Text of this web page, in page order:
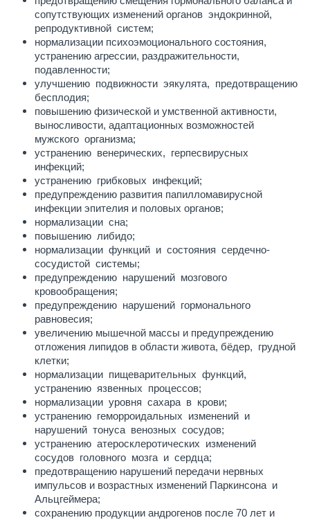
сопутствующих изменений органов эндокринной,
репродуктивной систем;
нормализации психоэмоционального состояния,
устранению агрессии, раздражительности,
подавленности;
улучшению подвижности эякулята, предотвращению
бесплодия;
повышению физической и умственной активности,
выносливости, адаптационных возможностей
мужского организма;
устранению венерических, герпесвирусных
инфекций;
устранению грибковых инфекций;
предупреждению развития папилломавирусной
инфекции эпителия и половых органов;
нормализации сна;
повышению либидо;
нормализации функций и состояния сердечно-
сосудистой системы;
предупреждению нарушений мозгового
кровообращения;
предупреждению нарушений гормонального
равновесия;
увеличению мышечной массы и предупреждению
отложения липидов в области живота, бёдер, грудной
клетки;
нормализации пищеварительных функций,
устранению язвенных процессов;
нормализации уровня сахара в крови;
устранению геморроидальных изменений и
нарушений тонуса венозных сосудов;
устранению атеросклеротических изменений
сосудов головного мозга и сердца;
предотвращению нарушений передачи нервных
импульсов и возрастных изменений Паркинсона и
Альцгеймера;
сохранению продукции андрогенов после 70 лет и